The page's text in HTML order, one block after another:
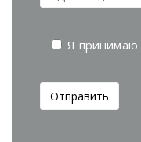
Я принимаю